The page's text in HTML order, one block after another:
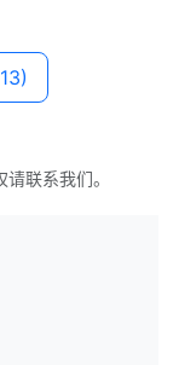
13)
联系我们。